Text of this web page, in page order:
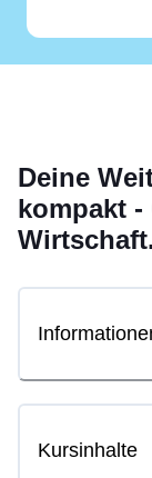
Deine
kompakt -
Wirtschaft.
Kursinhalte